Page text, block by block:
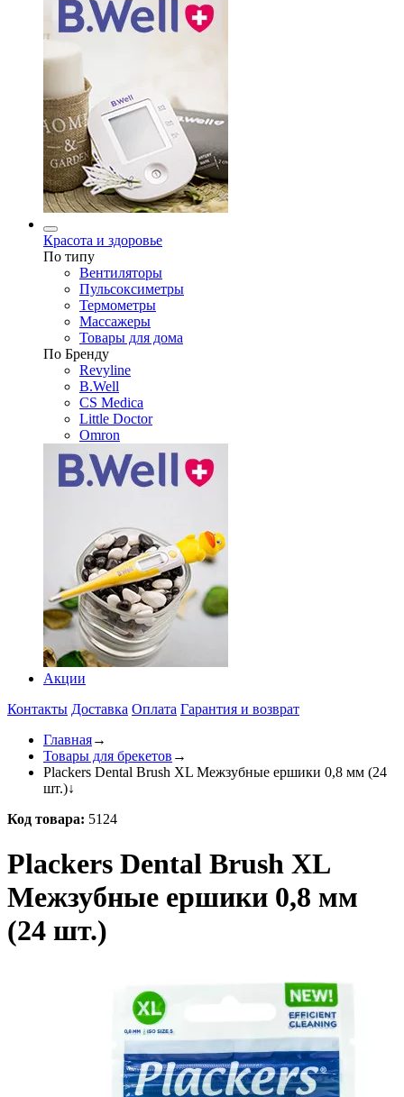
Красота и здоровье
По типу
Вентиляторы
Пульсоксиметры
Термометры
Массажеры
Товары для дома
По Бренду
Revyline
B.Well
CS Medica
Little Doctor
Omron
Акции
Контакты Доставка Оплата Гарантия и возврат
Главная→
Товары для брекетов →
Plackers Dental Brush XL Межзубные ершики 0,8 мм (24
шт.)↓
Код товара: 5124
Plackers Dental Brush XL
Межзубные ершики 0,8 мм
(24 шт.)